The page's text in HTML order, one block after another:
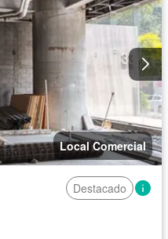
Local Comercial
Destacado